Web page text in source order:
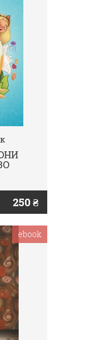
250 ₴
ebook